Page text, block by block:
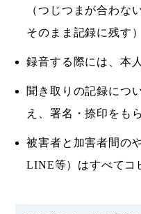
（つじつまが合わな
そのまま記録に残す）
録音する際には、本
聞き取りの記録につ
え、署名・捺印をも
被害者と加害者間の
LINE等）はすべてコ